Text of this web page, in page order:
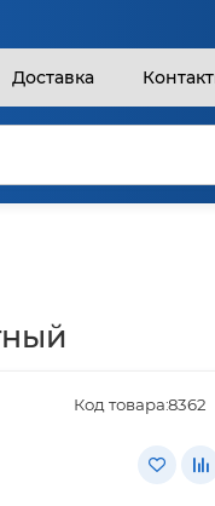
Доставка
Код товара:8362